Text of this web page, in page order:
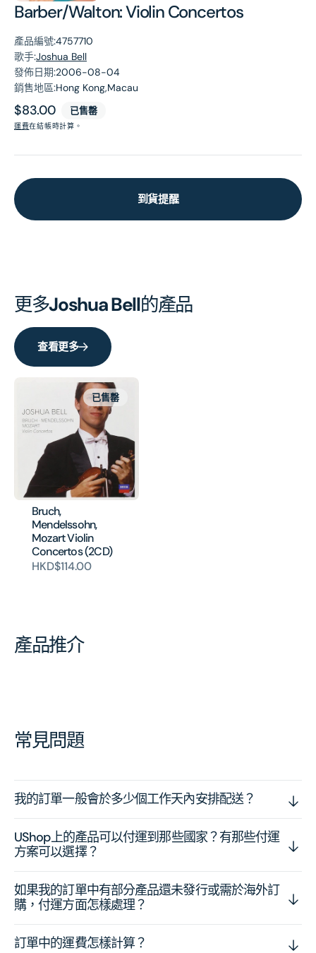
Barber/Walton: Violin Concertos
產品編號:4757710
歌手:Joshua Bell
發佈日期:2006-08-04
銷售地區:Hong Kong,Macau
原
價
$83.00 已售罄
運費在結帳時計算。
到貨提醒
更多Joshua Bell的產品
查看更多
Bruch,
Mendelssohn,
Mozart Violin
Concertos (2CD)
HKD$114.00
已售罄
產品推介
常見問題
我的訂單一般會於多少個工作天內安排配送？
UShop上的產品可以付運到那些國家？有那些付運
方案可以選擇？
如果我的訂單中有部分產品還未發行或需於海外訂
購，付運方面怎樣處理？
訂單中的運費怎樣計算？